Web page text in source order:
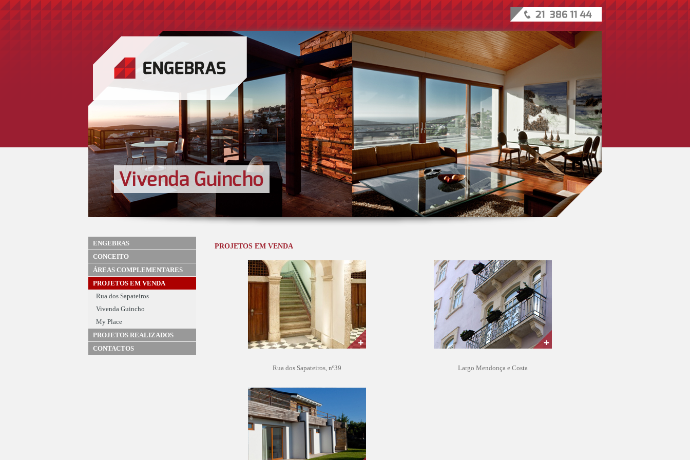
ENGEBRAS
CONCEITO
ÁREAS COMPLEMENTARES
PROJETOS EM VENDA
Rua dos Sapateiros
Vivenda Guincho
My Place
PROJETOS REALIZADOS
CONTACTOS
PROJETOS EM VENDA
Rua dos Sapateiros, nº39 Largo Mendonça e Costa